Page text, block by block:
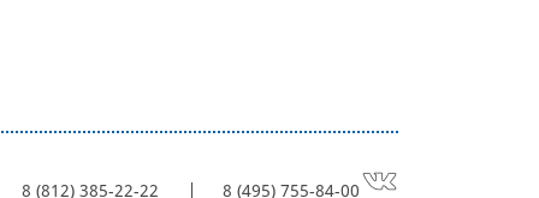
8 (812) 385-22-22 8 (495) 755-84-00